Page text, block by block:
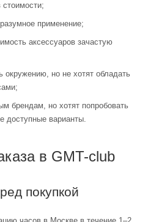
стоимости;
применение;
аксессуаров зачастую
окружению, но не хотят обладать
брендам, но хотят попробовать
доступные варианты.
в GMT-club
покупкой